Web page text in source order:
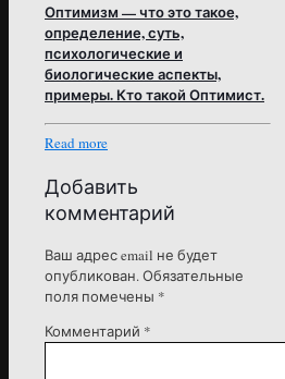
Оптимизм — что это такое,
определение, суть,
психологические и
биологические аспекты,
примеры. Кто такой Оптимист.
Read more
Добавить
комментарий
Ваш адрес email не будет
опубликован.Обязательные
поля помечены *
Комментарий *